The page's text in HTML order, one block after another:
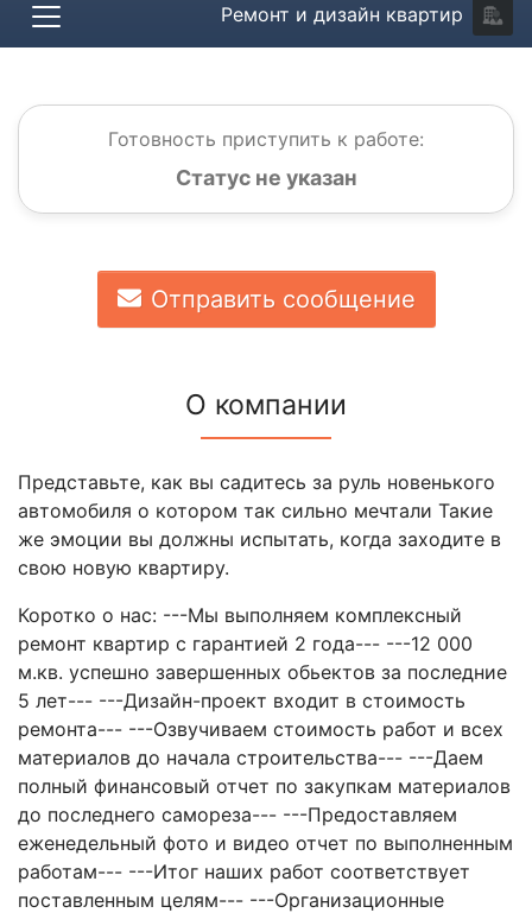
Ремонт и дизайн квартир
Готовность приступить к работе:
Статус не указан
Отправить сообщение
О компании
Представьте, как вы садитесь за руль новенького
автомобиля о котором так сильно мечтали Такие
же эмоции вы должны испытать, когда заходите в
свою новую квартиру.
Коротко о нас: ---Мы выполняем комплексный
ремонт квартир с гарантией 2 года--- ---12 000
м.кв. успешно завершенных обьектов за последние
5 лет--- ---Дизайн-проект входит в стоимость
ремонта--- ---Озвучиваем стоимость работ и всех
материалов до начала строительства--- ---Даем
полный финансовый отчет по закупкам материалов
до последнего самореза--- ---Предоставляем
еженедельный фото и видео отчет по выполненным
работам--- ---Итог наших работ соответствует
поставленным целям--- ---Организационные